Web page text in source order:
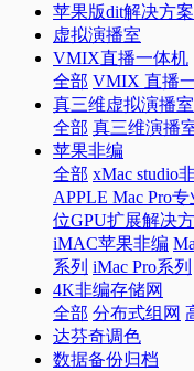
苹果版dit解决方案
虚拟演播室
VMIX直播一体机
全部 VMIX 直播
真三维虚拟演播室
全部 真三维演播
苹果非编
全部 xMac studio
APPLE Mac Pro
位GPU扩展解决
iMAC苹果非编
系列 iMac Pro系列
4K非编存储网
全部 分布式组网
达芬奇调色
数据备份归档